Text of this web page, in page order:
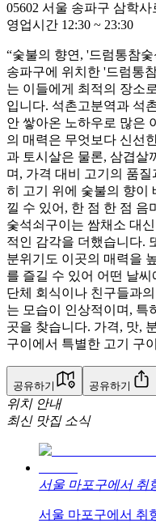
05602 서울 송파구 삼학사
영업시간 12:30 ~ 23:30
“숯불의 향연, '드럼통참
송파구에 위치한 '드럼통
는 이들에게 최적의 장소
입니다. 석촌고분역과 석
안 쌓아온 노하우로 많은
의 매력은 무엇보다 신선
과 토시살은 물론, 삼겹살
며, 가격 대비 고기의 품
히 고기 위에 숯불의 향이
낄 수 있어, 한 점 한 점 음
숯석쇠구이는 쌈채소 대
적인 감각을 더했습니다.
분위기도 이곳의 매력을
를 즐길 수 있어 어떤 날
단체 회식이나 친구들과
는 모습이 인상적이며, 특
곳을 찾습니다. 가격, 맛,
구이에서 특별한 고기 구
공유하기 공유하기
위치 안내
최신 맛집 소식
서울 마포구에서 취
서울 마포구에서 취